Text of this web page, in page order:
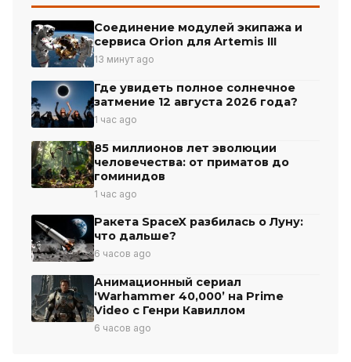
Соединение модулей экипажа и
сервиса Orion для Artemis III
13 минут ago
Где увидеть полное солнечное
затмение 12 августа 2026 года?
1 час ago
85 миллионов лет эволюции
человечества: от приматов до
гоминидов
1 час ago
Ракета SpaceX разбилась о Луну:
что дальше?
6 часов ago
Анимационный сериал
‘Warhammer 40,000’ на Prime
Video с Генри Кавиллом
6 часов ago